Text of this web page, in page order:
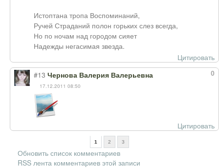
Истоптана тропа Воспоминаний,
Ручей Страданий полон горьких слез всегда,
Но по ночам над городом сияет
Надежды негасимая звезда.
Цитировать
0
#13 Чернова Валерия Валерьевна
17.12.2011 08:50
Цитировать
1 2 3
Обновить список комментариев
RSS лента комментариев этой записи